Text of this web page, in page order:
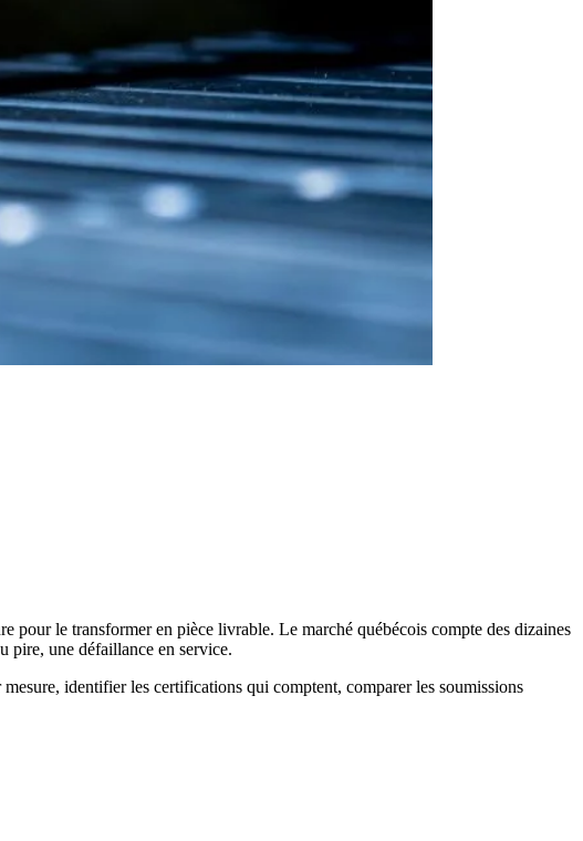
pour le transformer en pièce livrable. Le marché québécois compte des dizaines
pire, une défaillance en service.
identifier les certifications qui comptent, comparer les soumissions